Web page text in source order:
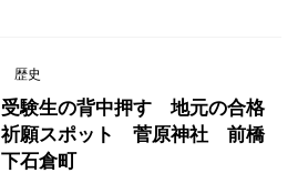
歴史
受験生の背中押す 地元の合格
祈願スポット 菅原神社 前橋
下石倉町